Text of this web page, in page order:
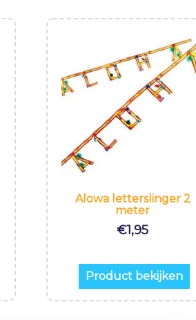
Alowa letterslinger 2
meter
€1,95
Product bekijken